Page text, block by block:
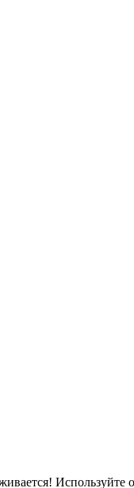
Используйте